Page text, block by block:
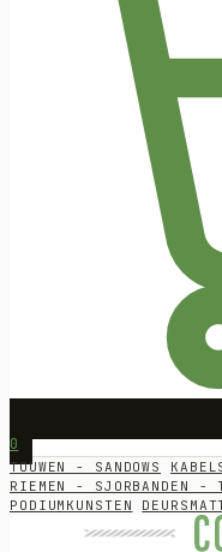
0
TOUWEN - SANDOWS
RIEMEN - SJORBANDEN -
PODIUMKUNSTEN